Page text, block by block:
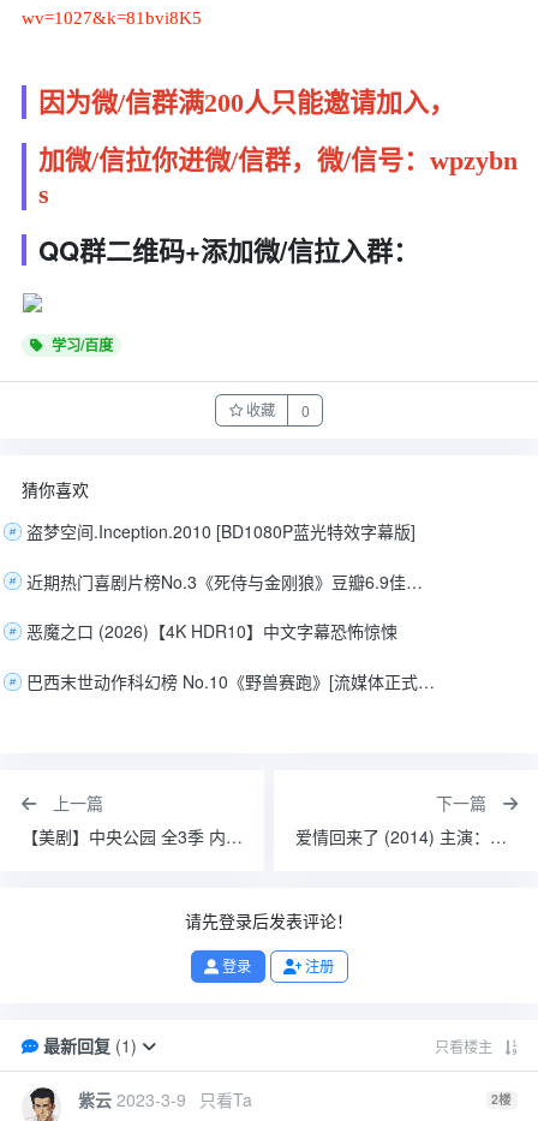
wv=1027&k=81bvi8K5
因为微/信群满200人只能邀请加入，
加微/信拉你进微/信群，微/信号：wpzybn
s
QQ群二维码+添加微/信拉入群：
学习/百度
收藏 0
猜你喜欢
盗梦空间.Inception.2010 [BD1080P蓝光特效字幕版]
近期热门喜剧片榜No.3《死侍与金刚狼》豆瓣6.9佳作[WEB-MKV/23.9G][英语/中英双语字幕][4K-2160P][HDR-DV][Atmos][]
恶魔之口 (2026)【4K HDR10】中文字幕恐怖惊悚
巴西末世动作科幻榜 No.10《野兽赛跑》[流媒体正式版][官方中英字幕][2026]
上一篇
【美剧】中央公园 全3季 内置字幕
下一篇
爱情回来了 (2014) 主演：戚薇 陈赫 毛晓彤 王传君
请先登录后发表评论！
登录 注册
最新回复(1) 只看楼主
紫云 2023-3-9 只看Ta 2楼